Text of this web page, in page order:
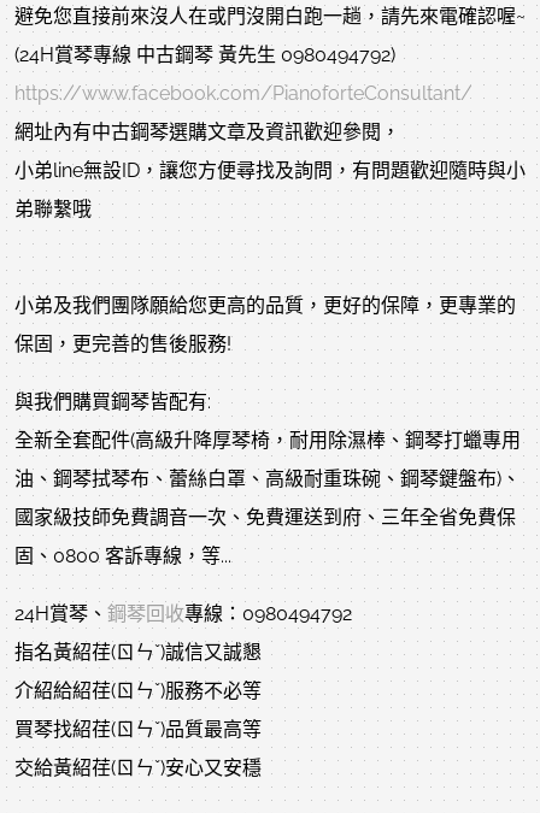
避免您直接前來沒人在或門沒開白跑一趟，請先來電確認喔~
(24H賞琴專線 中古鋼琴 黃先生 0980494792)
https://www.facebook.com/PianoforteConsultant/
網址內有中古鋼琴選購文章及資訊歡迎參閱，
小弟line無設ID，讓您方便尋找及詢問，有問題歡迎隨時與小
弟聯繫哦
小弟及我們團隊願給您更高的品質，更好的保障，更專業的
保固，更完善的售後服務!
與我們購買鋼琴皆配有:
全新全套配件(高級升降厚琴椅，耐用除濕棒、鋼琴打蠟專用
油、鋼琴拭琴布、蕾絲白罩、高級耐重珠碗、鋼琴鍵盤布)、
國家級技師免費調音一次、免費運送到府、三年全省免費保
固、0800 客訴專線，等...
24H賞琴、 鋼琴回收專線：0980494792
指名黃紹荏(ㄖㄣˇ)誠信又誠懇
介紹給紹荏(ㄖㄣˇ)服務不必等
買琴找紹荏(ㄖㄣˇ)品質最高等
交給黃紹荏(ㄖㄣˇ)安心又安穩